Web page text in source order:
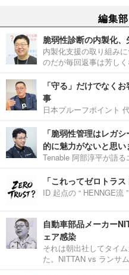
編集
脆弱性診断の内製化
内製化支援の取り組み
のだが毎回返事は芳し
「守る」だけでなく
事
日本プルーフポイント
「脆弱性管理はレガ
的に魅力がないと思い
Tenable 阿部淳平が語
「これってゼロトラ
ID 起点の “ HENNGE流
自動車部品メーカー
ェア感染
それは朝出社してタイ
た。NITTAN vs ランサ